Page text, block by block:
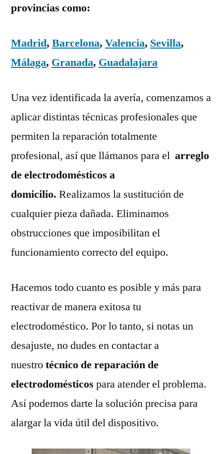
provincias como:
Madrid, Barcelona, Valencia, Sevilla,
Málaga, Granada, Guadalajara
Una vez identificada la avería, comenzamos a
aplicar distintas técnicas profesionales que
permiten la reparación totalmente
profesional, así que llámanos para el arreglo
de electrodomésticos a
domicilio. Realizamos la sustitución de
cualquier pieza dañada. Eliminamos
obstrucciones que imposibilitan el
funcionamiento correcto del equipo.
Hacemos todo cuanto es posible y más para
reactivar de manera exitosa tu
electrodoméstico. Por lo tanto, si notas un
desajuste, no dudes en contactar a
nuestrotécnico de reparación de
electrodomésticos para atender el problema.
Así podemos darte la solución precisa para
alargar la vida útil del dispositivo.